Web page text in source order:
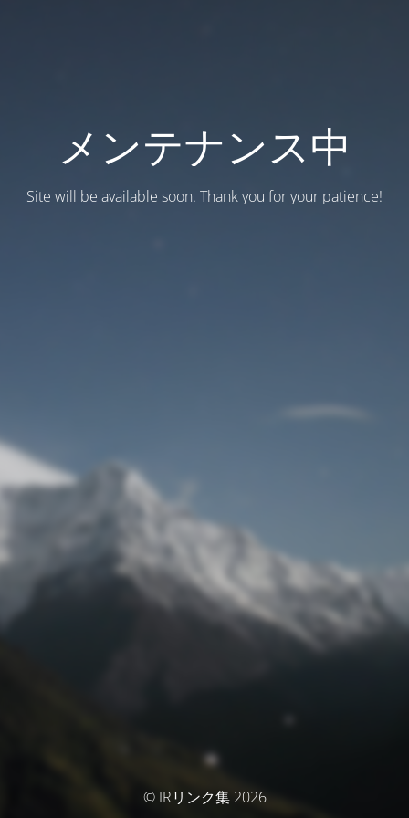
メンテナンス中
Site will be available soon. Thank you for your patience!
© IRリンク集 2026